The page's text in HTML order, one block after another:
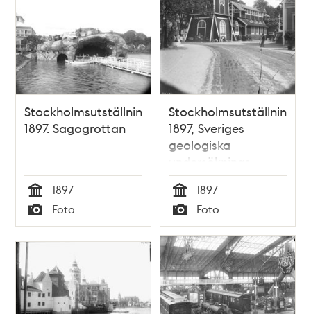
Stockholmsutställningen
1897. Sagogrottan
Tid
1897
Typ
Foto
Stockholmsutställningen
1897, Sveriges
geologiska
undersöknings
utställningsbyggnad
Tid
1897
Typ
Foto